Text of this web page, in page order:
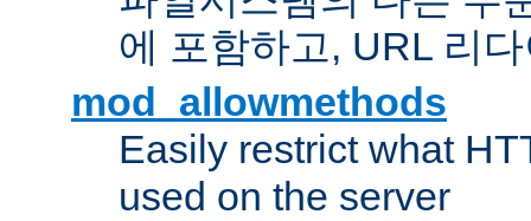
에 포함하고, URL 리
mod_allowmethods
Easily restrict what
used on the server